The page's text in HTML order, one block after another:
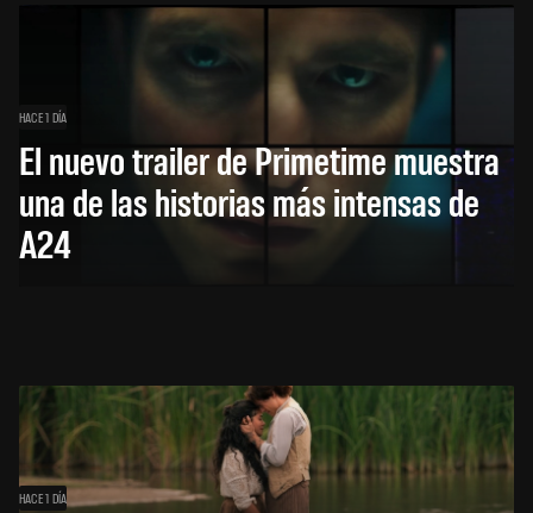
HACE 1 DÍA
El nuevo trailer de Primetime muestra
una de las historias más intensas de
A24
HACE 1 DÍA